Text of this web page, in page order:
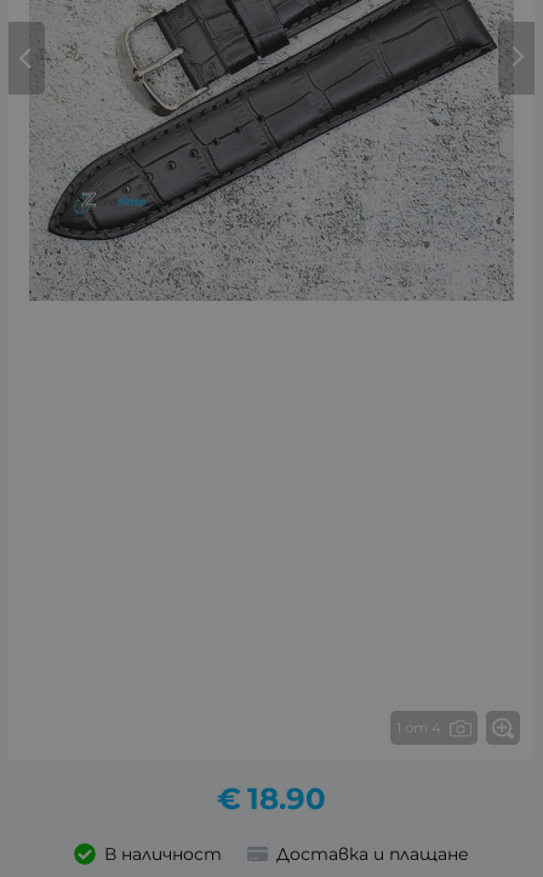
1 от 4
18.90
€
В наличност Доставка и плащане